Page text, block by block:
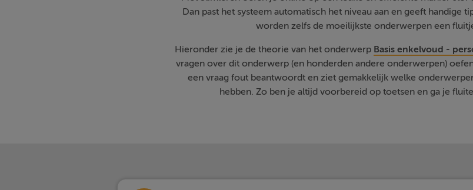
Dan past het systeem automatisch het niveau aan en geeft handige
worden zelfs de moeilijkste onderwerpen een
Hieronder zie je de theorie van het onderwerp Basis enkelvoud -
vragen over dit onderwerp (en honderden andere onderwerpen)
een vraag fout beantwoordt en ziet gemakkelijk welke
hebben. Zo ben je altijd voorbereid op toetsen en ga je